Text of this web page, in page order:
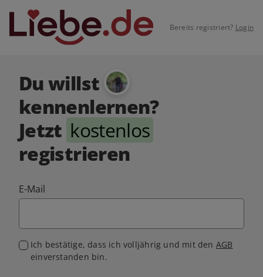
Bereits registriert? Login
Du willst
kennenlernen?
Jetzt kostenlos
registrieren
E-Mail
Ich bestätige, dass ich volljährig und mit den AGB
einverstanden bin.